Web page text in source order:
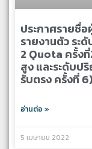
ประกาศรายชื่
รายงานตัว ร
2 Quota ครั้ง
สูง และระดับป
รับตรง ครั้งที่
อ่านต่อ »
5 เมษายน 2022